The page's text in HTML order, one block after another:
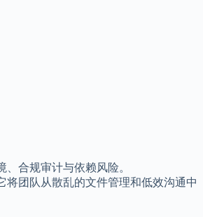
合规审计与依赖风险。
将团队从散乱的文件管理和低效沟通中